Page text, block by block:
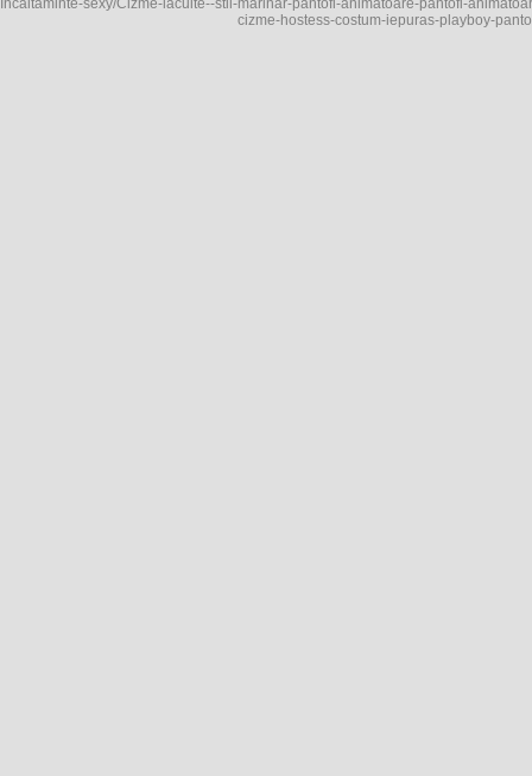
Incaltaminte-sexy/Cizme-lacuite--stil-marinar-pantofi-animatoare-pantofi-
cizme-hostess-costum-iepuras-playboy-